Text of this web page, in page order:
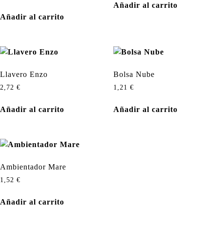
Añadir al carrito
Añadir al carrito
Llavero Enzo
2,72 €
Añadir al carrito
Bolsa Nube
1,21 €
Añadir al carrito
Ambientador Mare
1,52 €
Añadir al carrito